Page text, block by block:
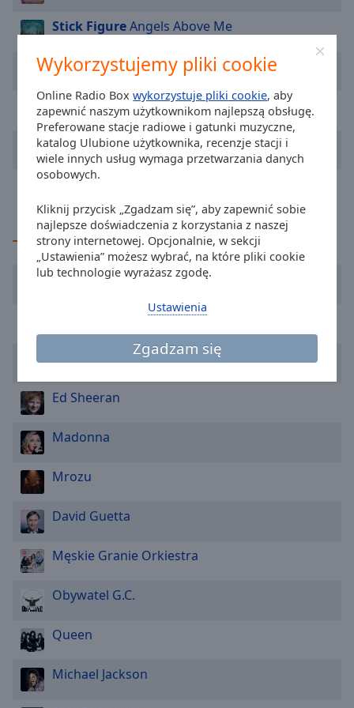
Wykorzystujemy pliki cookie
Online Radio Boxwykorzystuje pliki cookie, aby
zapewnić naszym użytkownikom najlepszą obsługę.
Preferowane stacje radiowe i gatunki muzyczne,
katalog Ulubione użytkownika, recenzje stacji i
wiele innych usług wymaga przetwarzania danych
osobowych.
Kliknij przycisk „Zgadzam się”, aby zapewnić sobie
najlepsze doświadczenia z korzystania z naszej
strony internetowej. Opcjonalnie, w sekcji
„Ustawienia” możesz wybrać, na które pliki cookie
lub technologie wyrażasz zgodę.
Zgadzam się
Ustawienia
cancel
and
Background
Caption
Background
Color
Opacity
Size
Text
Style
Font
Stick FigureAngels Above Me
KygoSave My Love
EnejTak Smakuje Życie
B.R.OJeszcze Będzie Pięknie
Jennifer Lopez
TOP Wykonawcy
Jennifer Lopez
Dawid Podsiadło
Ed Sheeran
Madonna
Mrozu
David Guetta
Męskie Granie Orkiestra
Obywatel G.C.
Queen
Michael Jackson